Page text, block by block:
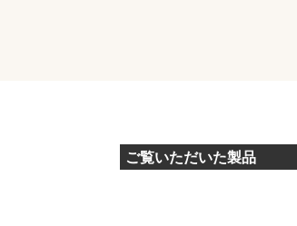
ご覧いただいた製品